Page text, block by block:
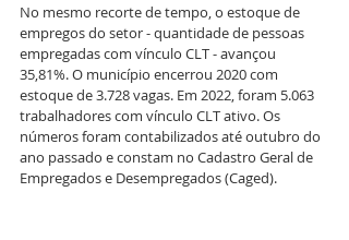
No mesmo recorte de tempo, o estoque de
empregos do setor - quantidade de pessoas
empregadas com vínculo CLT - avançou
35,81%. O município encerrou 2020 com
estoque de 3.728 vagas. Em 2022, foram 5.063
trabalhadores com vínculo CLT ativo. Os
números foram contabilizados até outubro do
ano passado e constam no Cadastro Geral de
Empregados e Desempregados (Caged).